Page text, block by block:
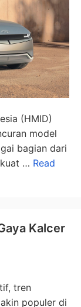
(HMID)
model
bagian dari
… Read
Kalcer
tren
populer di